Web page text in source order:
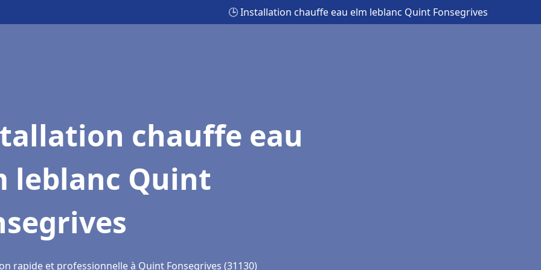
🕒 Installation chauffe eau elm leblanc Quint Fonsegrives
chauffe eau
leblanc Quint
rapide et professionnelle à Quint Fonsegrives (31130)